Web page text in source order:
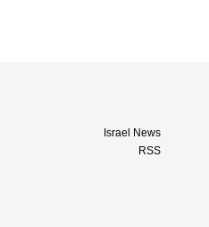
Israel News
RSS